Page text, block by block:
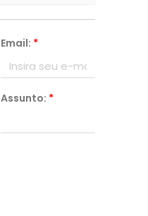
Email: *
Assunto: *